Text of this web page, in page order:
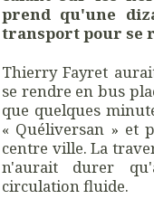
prend qu'une
transport pour se
Thierry Fayret
se rendre en bus
que quelques
« Quéliversan » et
centre ville. La
n'aurait durer
circulation fluide.